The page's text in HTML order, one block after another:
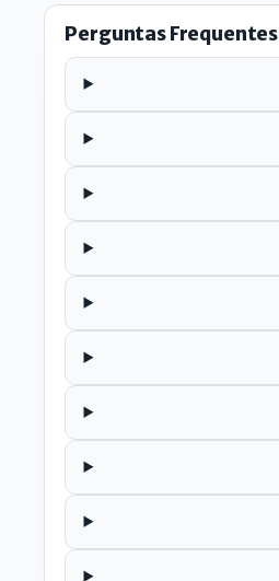
Perguntas Frequentes